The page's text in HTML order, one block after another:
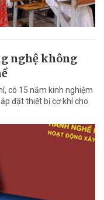
nghệ không
có 15 năm kinh nghiệm
đặt thiết bị cơ khí cho